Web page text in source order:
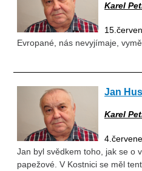
Karel
Evropané, nás nevyjímaje,
Jan
Karel
Jan byl svědkem toho, jak se o
papežové. V Kostnici se měl